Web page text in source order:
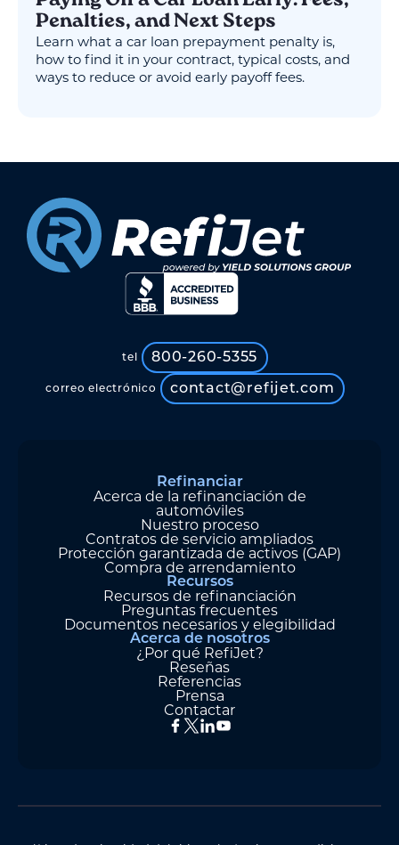
Penalties, and Next Steps
Learn what a car loan prepayment penalty is,
how to find it in your contract, typical costs, and
ways to reduce or avoid early payoff fees.
tel 800-260-5355
correo electrónico contact@refijet.com
Refinanciar
Acerca de la refinanciación de
automóviles
Nuestro proceso
Contratos de servicio ampliados
Protección garantizada de activos (GAP)
Compra de arrendamiento
Recursos
Recursos de refinanciación
Preguntas frecuentes
Documentos necesarios y elegibilidad
Acerca de nosotros
¿Por qué RefiJet?
Reseñas
Referencias
Prensa
Contactar